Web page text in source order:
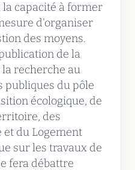
capacité à former
d'organiser
des moyens.
de la
recherche au
publiques du pôle
écologique, de
des
et du Logement
sur les travaux de
fera débattre